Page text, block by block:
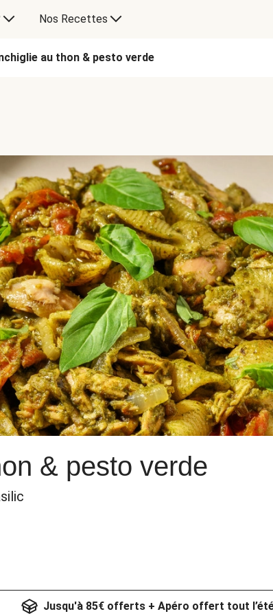
Nos Recettes
au thon & pesto verde
& pesto verde
Jusqu'à 85€ offerts + Apéro offert tout